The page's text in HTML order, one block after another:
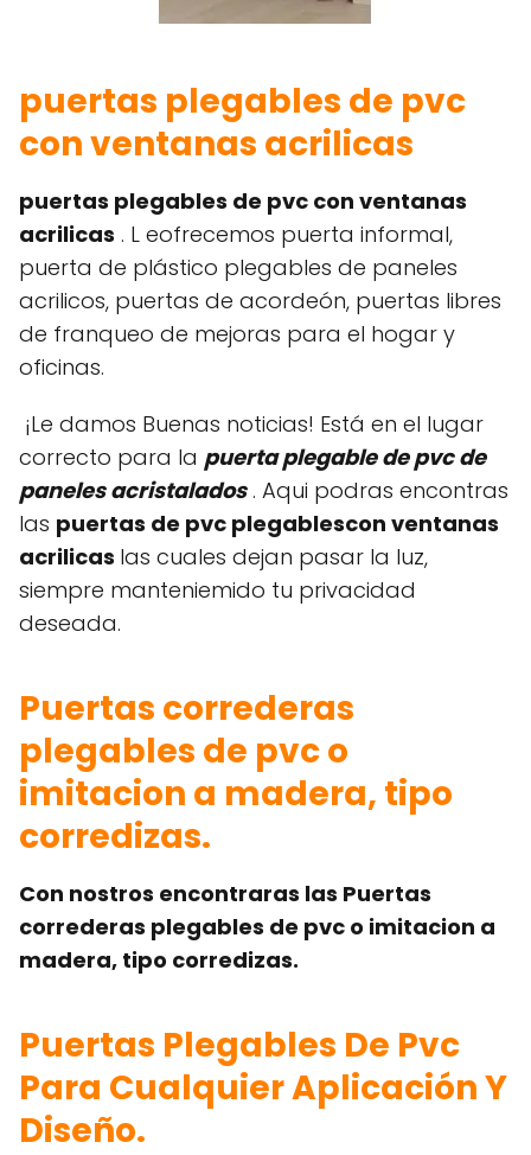
puertas plegables de pvc
con ventanas acrilicas
puertas plegables de pvc con ventanas
acrilicas . L eofrecemos puerta informal,
puerta de plástico plegables de paneles
acrilicos, puertas de acordeón, puertas libres
de franqueo de mejoras para el hogar y
oficinas.
¡Le damos Buenas noticias! Está en el lugar
correcto para la puerta plegable de pvc de
paneles acristalados. Aqui podras encontras
las puertas de pvc plegablescon ventanas
acrilicas las cuales dejan pasar la luz,
siempre manteniemido tu privacidad
deseada.
Puertas correderas
plegables de pvc o
imitacion a madera, tipo
corredizas.
Con nostros encontraras las Puertas
correderas plegables de pvc o imitacion a
madera, tipo corredizas.
Puertas Plegables De Pvc
Para Cualquier Aplicación Y
Diseño.